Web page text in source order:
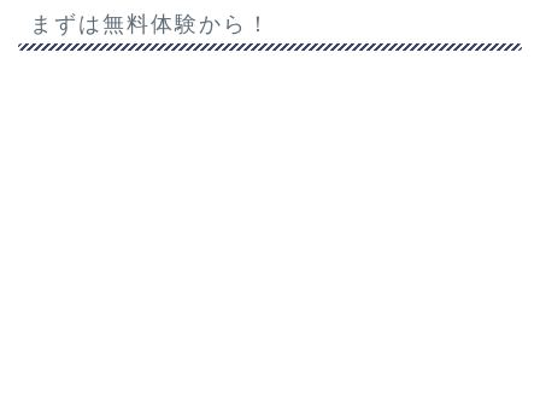
まずは無料体験から！